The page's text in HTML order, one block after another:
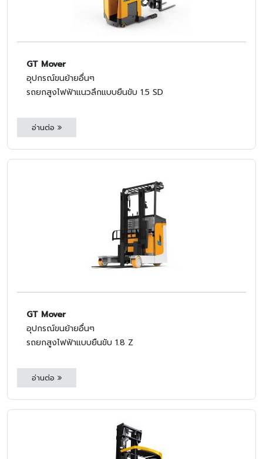
GT Mover
อุปกรณ์ขนย้ายอื่นๆ
รถยกสูงไฟฟ้าแนวลึกแบบยืนขับ 1.5 SD
อ่านต่อ
GT Mover
อุปกรณ์ขนย้ายอื่นๆ
รถยกสูงไฟฟ้าแบบยืนขับ 1.8 Z
อ่านต่อ